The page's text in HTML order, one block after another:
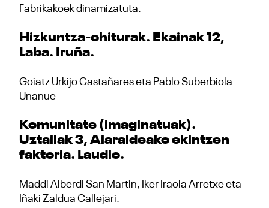
Fabrikakoek dinamizatuta.
Hizkuntza-ohiturak. Ekainak 12,
Laba. Iruña.
Goiatz Urkijo Castañares eta Pablo Suberbiola
Unanue
Komunitate (imaginatuak).
Uztailak 3, Aiaraldeako ekintzen
faktoria. Laudio.
Maddi Alberdi San Martin, Iker Iraola Arretxe eta
Iñaki Zaldua Callejari.